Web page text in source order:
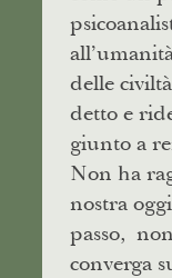
delle
detto e
giunto a
Non ha
nostra
passo,
converga